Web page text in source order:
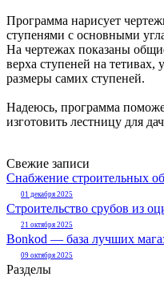
Программа нарисует
ступенями с основными
На чертежах показаны
верха ступеней на тетивах,
размеры самих ступеней.
Надеюсь, программа
изготовить лестницу для
Свежие записи
Снабжение строительных
01 декабря 2025
Строительство срубов из
21 октября 2025
Bonkod — база лучших
09 октября 2025
Разделы